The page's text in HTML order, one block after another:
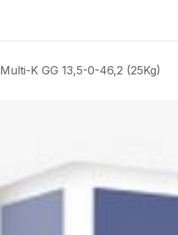
Multi-K GG 13,5-0-46,2 (25Kg)